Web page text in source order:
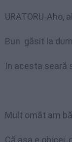
URATORU-Aho,
Bun găsit la
In acesta seară
Mult omăt am